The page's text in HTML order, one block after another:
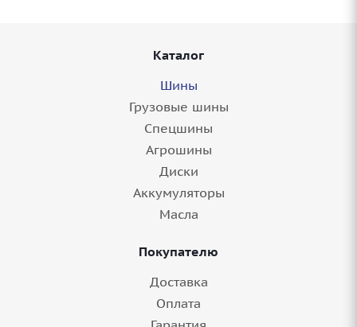
Каталог
Шины
Грузовые шины
Спецшины
Агрошины
Диски
Аккумуляторы
Масла
Покупателю
Доставка
Оплата